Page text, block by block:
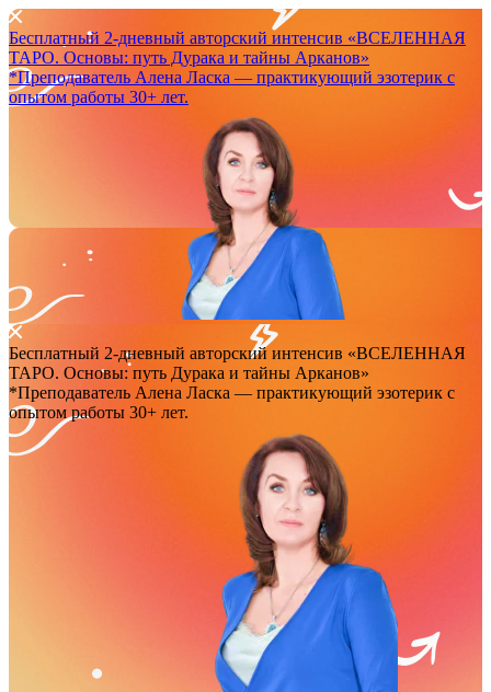
Бесплатный 2-дневный авторский интенсив «ВСЕЛЕННАЯ
ТАРО. Основы: путь Дурака и тайны Арканов»
*Преподаватель Аленa Ласка — практикующий эзотерик с
опытом работы 30+ лет.
Бесплатный 2-дневный авторский интенсив «ВСЕЛЕННАЯ
ТАРО. Основы: путь Дурака и тайны Арканов»
*Преподаватель Аленa Ласка — практикующий эзотерик с
опытом работы 30+ лет.